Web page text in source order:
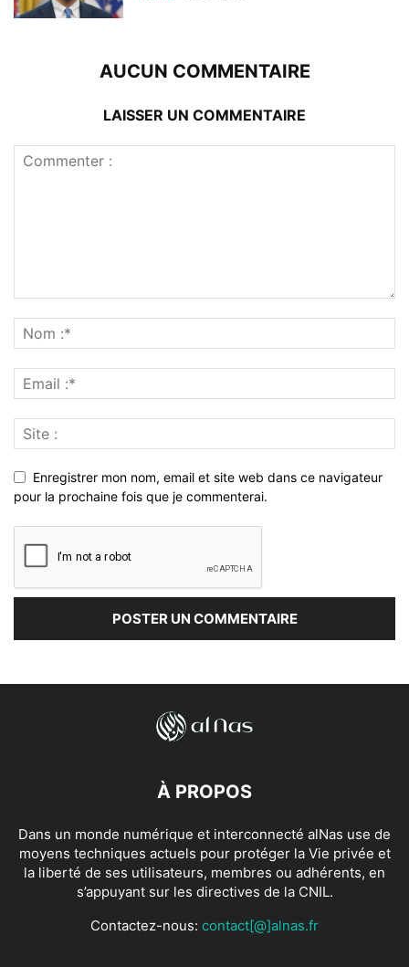
AUCUN COMMENTAIRE
LAISSER UN COMMENTAIRE
Enregistrer mon nom, email et site web dans ce navigateur
pour la prochaine fois que je commenterai.
À PROPOS
Dans un monde numérique et interconnecté alNas use de
moyens techniques actuels pour protéger la Vie privée et
la liberté de ses utilisateurs, membres ou adhérents, en
s’appuyant sur les directives de la CNIL.
Contactez-nous: contact[@]alnas.fr